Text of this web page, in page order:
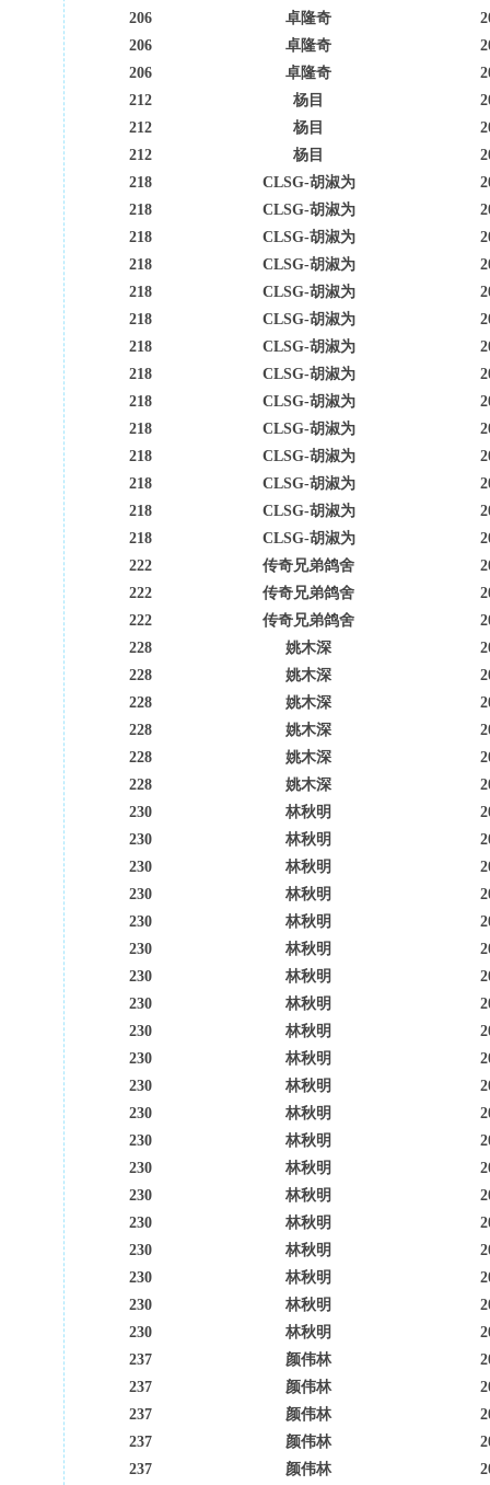
206
卓隆奇
206
卓隆奇
206
卓隆奇
212
杨目
212
杨目
212
杨目
218
CLSG-胡淑为
218
CLSG-胡淑为
218
CLSG-胡淑为
218
CLSG-胡淑为
218
CLSG-胡淑为
218
CLSG-胡淑为
218
CLSG-胡淑为
218
CLSG-胡淑为
218
CLSG-胡淑为
218
CLSG-胡淑为
218
CLSG-胡淑为
218
CLSG-胡淑为
218
CLSG-胡淑为
218
CLSG-胡淑为
222
传奇兄弟鸽舍
222
传奇兄弟鸽舍
222
传奇兄弟鸽舍
228
姚木深
228
姚木深
228
姚木深
228
姚木深
228
姚木深
228
姚木深
230
林秋明
230
林秋明
230
林秋明
230
林秋明
230
林秋明
230
林秋明
230
林秋明
230
林秋明
230
林秋明
230
林秋明
230
林秋明
230
林秋明
230
林秋明
230
林秋明
230
林秋明
230
林秋明
230
林秋明
230
林秋明
230
林秋明
230
林秋明
237
颜伟林
237
颜伟林
237
颜伟林
237
颜伟林
237
颜伟林